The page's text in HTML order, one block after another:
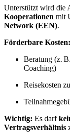
Unterstützt wird die
Kooperationen mit
Network (EEN).
Förderbare Kosten:
Beratung (z.
Coaching)
Reisekosten
Wichtig: Es darf
Vertragsverhältnis